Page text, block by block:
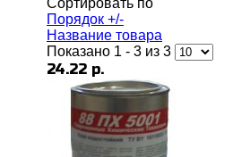
Порядок +/-
Название товара
Показано 1 - 3 из 3
24.22 р.